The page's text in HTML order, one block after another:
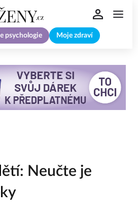
psychologie Moje zdraví
Neučte je